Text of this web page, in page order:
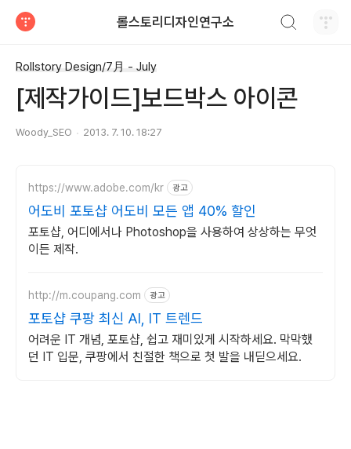
롤스토리디자인연구소
Rollstory Design/7月 - July
[제작가이드]보드박스 아이콘
Woody_SEO 2013. 7. 10. 18:27
https://www.adobe.com/kr 광고
어도비 포토샵 어도비 모든 앱 40% 할인
포토샵, 어디에서나 Photoshop을 사용하여 상상하는 무엇
이든 제작.
http://m.coupang.com 광고
포토샵 쿠팡 최신 AI, IT 트렌드
어려운 IT 개념, 포토샵, 쉽고 재미있게 시작하세요. 막막했
던 IT 입문, 쿠팡에서 친절한 책으로 첫 발을 내딛으세요.